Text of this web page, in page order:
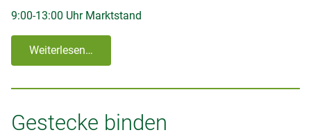
9:00-13:00 Uhr Marktstand
Weiterlesen…
Gestecke binden